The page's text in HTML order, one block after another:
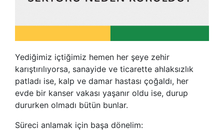
Yediğimiz içtiğimiz hemen her şeye zehir
karıştırılıyorsa, sanayide ve ticarette ahlaksızlık
patladı ise, kalp ve damar hastası çoğaldı, her
evde bir kanser vakası yaşanır oldu ise, durup
dururken olmadı bütün bunlar.
Süreci anlamak için başa dönelim: